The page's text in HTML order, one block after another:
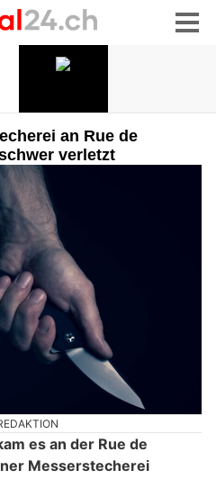
an Rue de
verletzt
es an der Rue de
Messerstecherei